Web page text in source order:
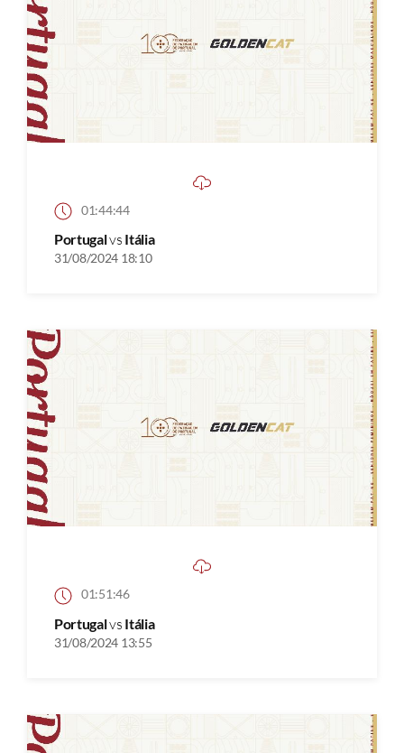
01:44:44
Portugalvs Itália
31/08/2024 18:10
01:51:46
Portugalvs Itália
31/08/2024 13:55